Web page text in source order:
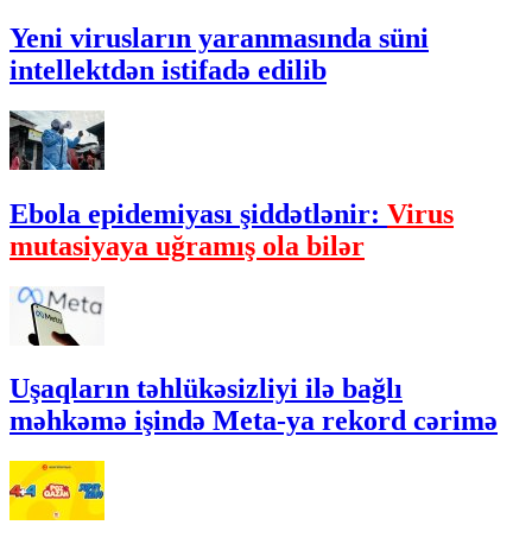
Yeni virusların yaranmasında süni
intellektdən istifadə edilib
Ebola epidemiyası şiddətlənir: Virus
mutasiyaya uğramış ola bilər
Uşaqların təhlükəsizliyi ilə bağlı
məhkəmə işində Meta-ya rekord cərimə